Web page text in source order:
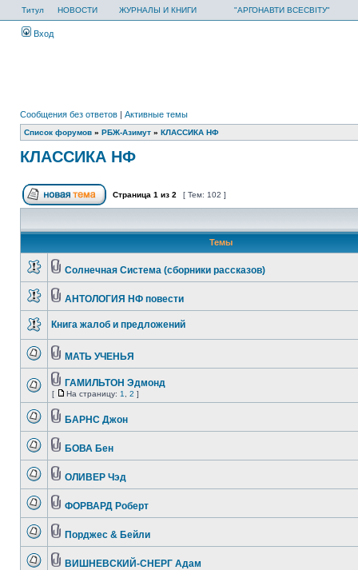
Титул НОВОСТИ ЖУРНАЛЫ И КНИГИ "АРГОНАВТИ ВСЕСВІТУ"
Вход
Сообщения без ответов | Активные темы
Список форумов » РБЖ-Азимут » КЛАССИКА НФ
КЛАССИКА НФ
Страница 1 из 2 [ Тем: 102 ]
Темы
Солнечная Система (сборники рассказов)
АНТОЛОГИЯ НФ повести
Книга жалоб и предложений
МАТЬ УЧЕНЬЯ
ГАМИЛЬТОН Эдмонд
[ На страницу: 1 2 ]
БАРНС Джон
БОВА Бен
ОЛИВЕР Чэд
ФОРВАРД Роберт
Порджес & Бейли
ВИШНЕВСКИЙ-СНЕРГ Адам